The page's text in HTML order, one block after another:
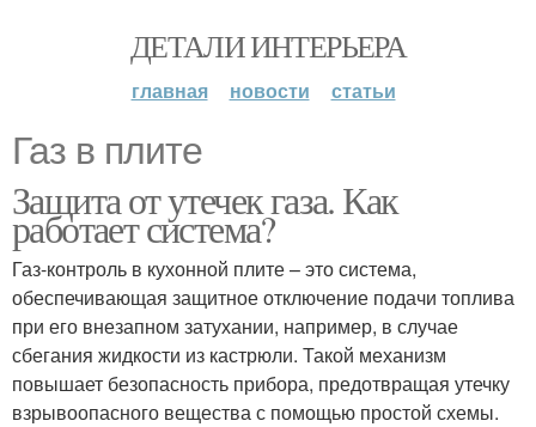
ДЕТАЛИ ИНТЕРЬЕРА
главная новости статьи
Газ в плите
Защита от утечек газа. Как
работает система?
Газ-контроль в кухонной плите – это система,
обеспечивающая защитное отключение подачи топлива
при его внезапном затухании, например, в случае
сбегания жидкости из кастрюли. Такой механизм
повышает безопасность прибора, предотвращая утечку
взрывоопасного вещества с помощью простой схемы.